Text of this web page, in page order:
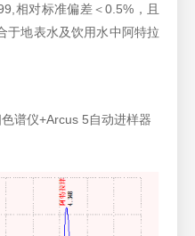
相对标准偏差＜0.5%，且
于地表水及饮用水中阿特拉
谱仪+Arcus 5自动进样器